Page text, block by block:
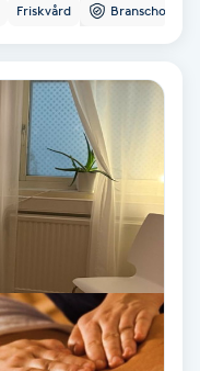
Friskvård Branschorg.